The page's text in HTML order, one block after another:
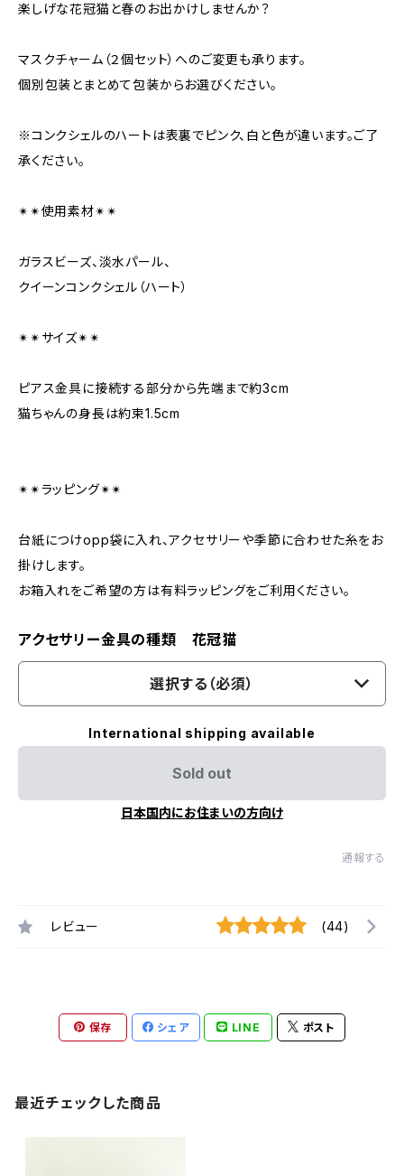
楽しげな花冠猫と春のお出かけしませんか？
マスクチャーム（２個セット）へのご変更も承ります。
個別包装とまとめて包装からお選びください。
※コンクシェルのハートは表裏でピンク、白と色が違います。ご了
承ください。
✴︎✴︎使用素材✴︎✴︎
ガラスビーズ、淡水パール、
クイーンコンクシェル（ハート）
✴︎✴︎サイズ✴︎✴︎
ピアス金具に接続する部分から先端まで約3cm
猫ちゃんの身長は約束1.5cm
✴︎✴︎ラッピング✴︎✴︎
台紙につけopp袋に入れ、アクセサリーや季節に合わせた糸をお
掛けします。
お箱入れをご希望の方は有料ラッピングをご利用ください。
アクセサリー金具の種類 花冠猫
選択する（必須）
International shipping available
Sold out
日本国内にお住まいの方向け
通報する
レビュー (44)
保存 シェア LINE ポスト
最近チェックした商品